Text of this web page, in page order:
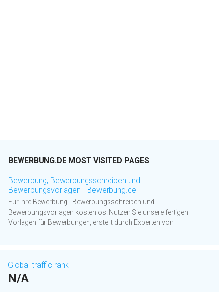
BEWERBUNG.DE MOST VISITED PAGES
Bewerbung, Bewerbungsschreiben und
Bewerbungsvorlagen - Bewerbung.de
Für Ihre Bewerbung - Bewerbungsschreiben und
Bewerbungsvorlagen kostenlos. Nutzen Sie unsere fertigen
Vorlagen für Bewerbungen, erstellt durch Experten von
Global traffic rank
N/A